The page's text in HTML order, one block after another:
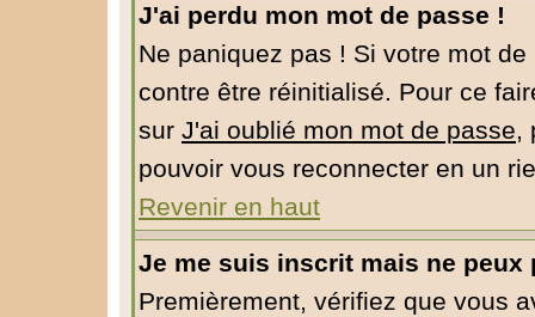
J'ai perdu mon mot de passe !
Ne paniquez pas ! Si votre mot
contre être réinitialisé. Pour ce
sur J'ai oublié mon mot de passe,
pouvoir vous reconnecter en un
Revenir en haut
Je me suis inscrit mais ne peux
Premièrement, vérifiez que vous